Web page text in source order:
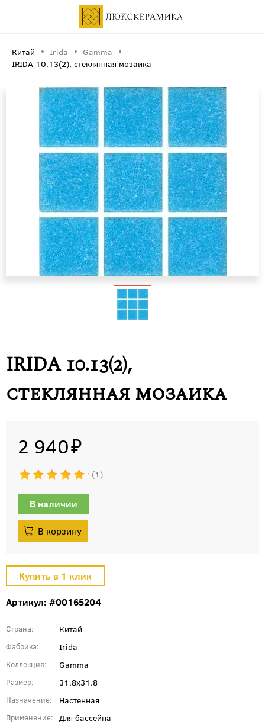
Китай Irida
Gamma
IRIDA 10.13(2), стеклянная мозаика
IRIDA 10.13(2),
стеклянная мозаика
2 940
1
В наличии
Артикул: #00165204
Страна Китай
Фабрика Irida
Коллекция Gamma
Размер 31.8x31.8
Назначение Настенная
Применение Для бассейна